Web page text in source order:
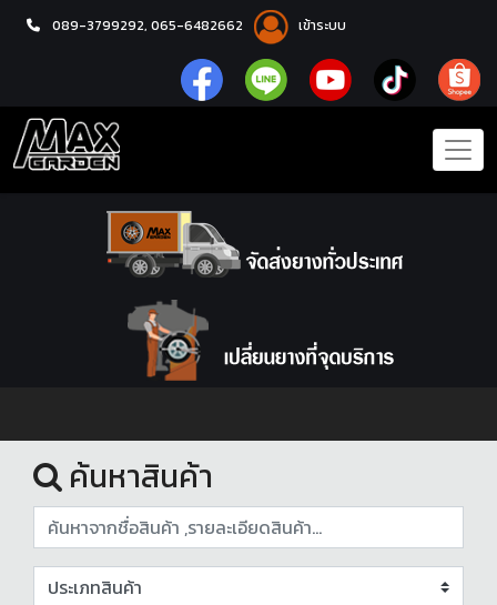
089-3799292, 065-6482662 เข้าระบบ
หน้าแรก
ค้นหาสินค้า